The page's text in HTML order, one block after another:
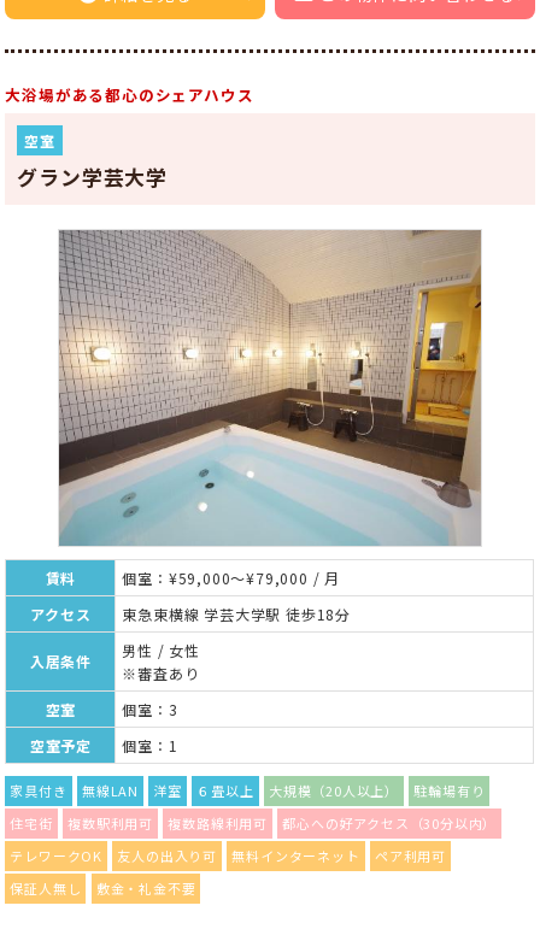
大浴場がある都心のシェアハウス
空室
グラン学芸大学
賃料
個室：¥59,000～¥79,000 / 月
アクセス
東急東横線 学芸大学駅 徒歩18分
入居条件
男性 / 女性
※審査あり
空室
個室：3
空室予定
個室：1
家具付き 無線LAN 洋室 ６畳以上 大規模（20人以上）
駐輪場有り
住宅街
複数駅利用可 複数路線利用可
都心への好アクセス（30分以内）
テレワークOK
友人の出入り可 無料インターネット
ペア利用可
保証人無し
敷金・礼金不要